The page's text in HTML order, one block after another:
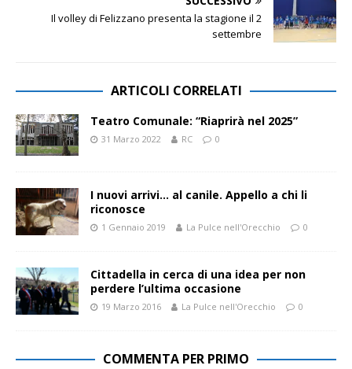
Il volley di Felizzano presenta la stagione il 2
settembre
ARTICOLI CORRELATI
Teatro Comunale: “Riaprirà nel 2025”
31 Marzo 2022 RC 0
I nuovi arrivi… al canile. Appello a chi li
riconosce
1 Gennaio 2019 La Pulce nell'Orecchio 0
Cittadella in cerca di una idea per non
perdere l’ultima occasione
19 Marzo 2016 La Pulce nell'Orecchio 0
COMMENTA PER PRIMO